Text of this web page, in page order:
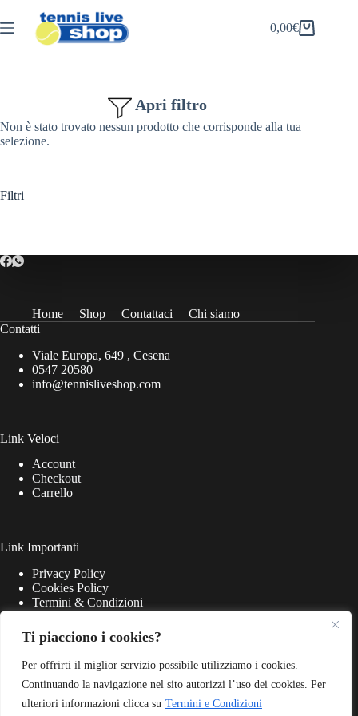
Ti piacciono i cookies?
Per offrirti il miglior servizio possibile utilizziamo i cookies.
Continuando la navigazione nel sito autorizzi l’uso dei cookies. Per
ulteriori informazioni clicca su Termini e Condizioni
al
contenuto
Carrello
0,00€
Apri filtro
Non è stato trovato nessun prodotto che corrisponde alla tua
selezione.
Filtri
Home Shop Contattaci
Chi siamo
Contatti
Viale Europa, 649 , Cesena
0547 20580
info@tennisliveshop.com
Link Veloci
Account
Checkout
Carrello
Link Importanti
Privacy Policy
Cookies Policy
Termini & Condizioni